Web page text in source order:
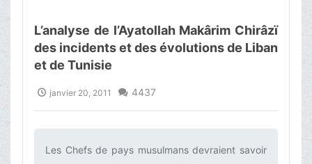
L’analyse de l’Ayatollah Makârim Chirâzï
des incidents et des évolutions de Liban
et de Tunisie
janvier 20, 2011 4437
Les Chefs de pays musulmans devraient savoir